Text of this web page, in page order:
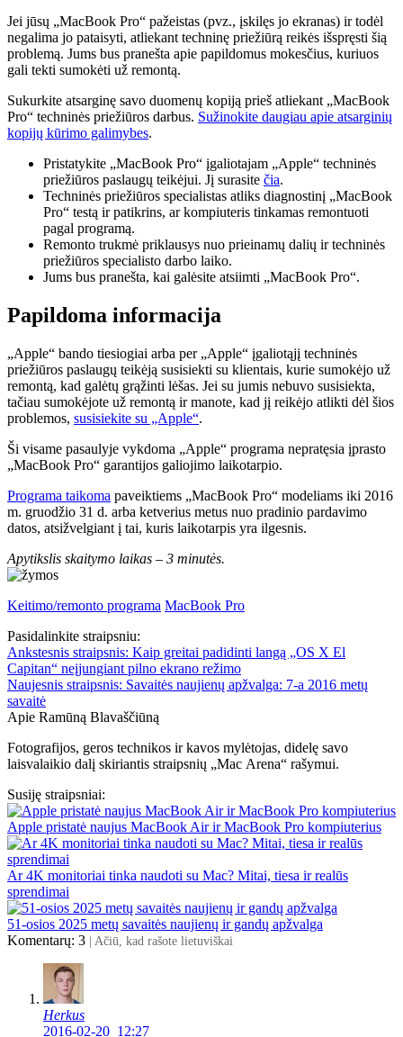
Jei jūsų „MacBook Pro“ pažeistas (pvz., įskilęs jo ekranas) ir todėl
negalima jo pataisyti, atliekant techninę priežiūrą reikės išspręsti šią
problemą. Jums bus pranešta apie papildomus mokesčius, kuriuos
gali tekti sumokėti už remontą.
Sukurkite atsarginę savo duomenų kopiją prieš atliekant „MacBook
Pro“ techninės priežiūros darbus. Sužinokite daugiau apie atsarginių
kopijų kūrimo galimybes.
Pristatykite „MacBook Pro“ įgaliotajam „Apple“ techninės
priežiūros paslaugų teikėjui. Jį surasite čia.
Techninės priežiūros specialistas atliks diagnostinį „MacBook
Pro“ testą ir patikrins, ar kompiuteris tinkamas remontuoti
pagal programą.
Remonto trukmė priklausys nuo prieinamų dalių ir techninės
priežiūros specialisto darbo laiko.
Jums bus pranešta, kai galėsite atsiimti „MacBook Pro“.
Papildoma informacija
„Apple“ bando tiesiogiai arba per „Apple“ įgaliotąjį techninės
priežiūros paslaugų teikėją susisiekti su klientais, kurie sumokėjo už
remontą, kad galėtų grąžinti lėšas. Jei su jumis nebuvo susisiekta,
tačiau sumokėjote už remontą ir manote, kad jį reikėjo atlikti dėl šios
problemos, susisiekite su „Apple“.
Ši visame pasaulyje vykdoma „Apple“ programa nepratęsia įprasto
„MacBook Pro“ garantijos galiojimo laikotarpio.
Programa taikoma paveiktiems „MacBook Pro“ modeliams iki 2016
m. gruodžio 31 d. arba ketverius metus nuo pradinio pardavimo
datos, atsižvelgiant į tai, kuris laikotarpis yra ilgesnis.
Apytikslis skaitymo laikas – 3 minutės.
Keitimo/remonto programa MacBook Pro
Pasidalinkite straipsniu:
Ankstesnis straipsnis: Kaip greitai padidinti langą „OS X El
Capitan“ neįjungiant pilno ekrano režimo
Naujesnis straipsnis: Savaitės naujienų apžvalga: 7-a 2016 metų
savaitė
Apie Ramūną Blavaščiūną
Fotografijos, geros technikos ir kavos mylėtojas, didelę savo
laisvalaikio dalį skiriantis straipsnių „Mac Arena“ rašymui.
Susiję straipsniai:
Apple pristatė naujus MacBook Air ir MacBook Pro kompiuterius
Ar 4K monitoriai tinka naudoti su Mac? Mitai, tiesa ir realūs
sprendimai
51-osios 2025 metų savaitės naujienų ir gandų apžvalga
Komentarų: 3 | Ačiū, kad rašote lietuviškai
Herkus
2016-02-20 12:27